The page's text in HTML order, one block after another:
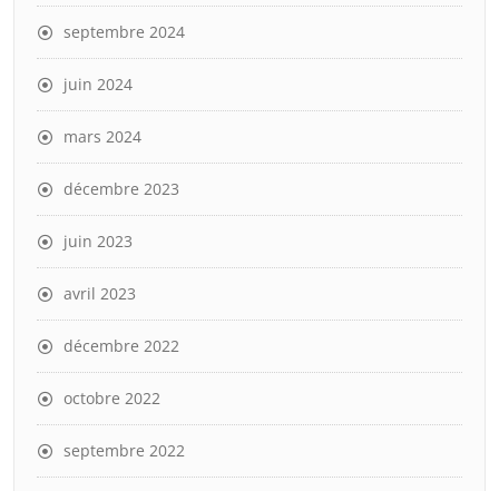
septembre 2024
juin 2024
mars 2024
décembre 2023
juin 2023
avril 2023
décembre 2022
octobre 2022
septembre 2022